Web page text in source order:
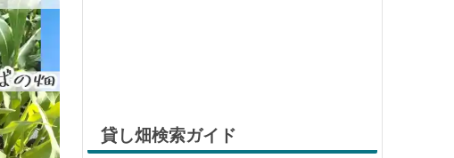
貸し畑検索ガイド